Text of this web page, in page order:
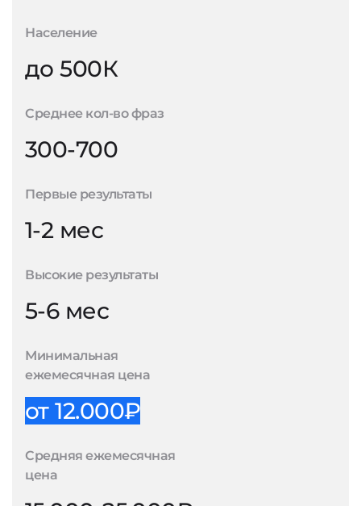
Население
до 500К
Среднее кол-во фраз
300-700
Первые результаты
1-2 мес
Высокие результаты
5-6 мес
Минимальная
ежемесячная цена
от 12.000₽
Средняя ежемесячная
цена